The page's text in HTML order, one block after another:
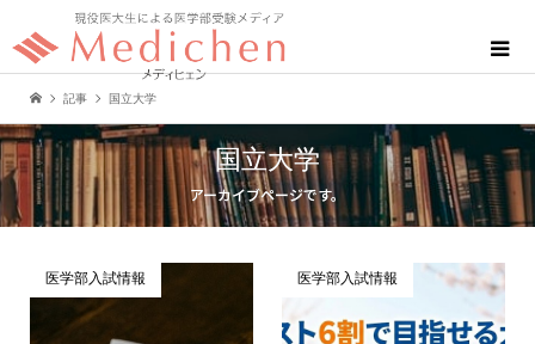
記事 国立大学
国立大学
アーカイブページです。
医学部入試情報 医学部入試情報